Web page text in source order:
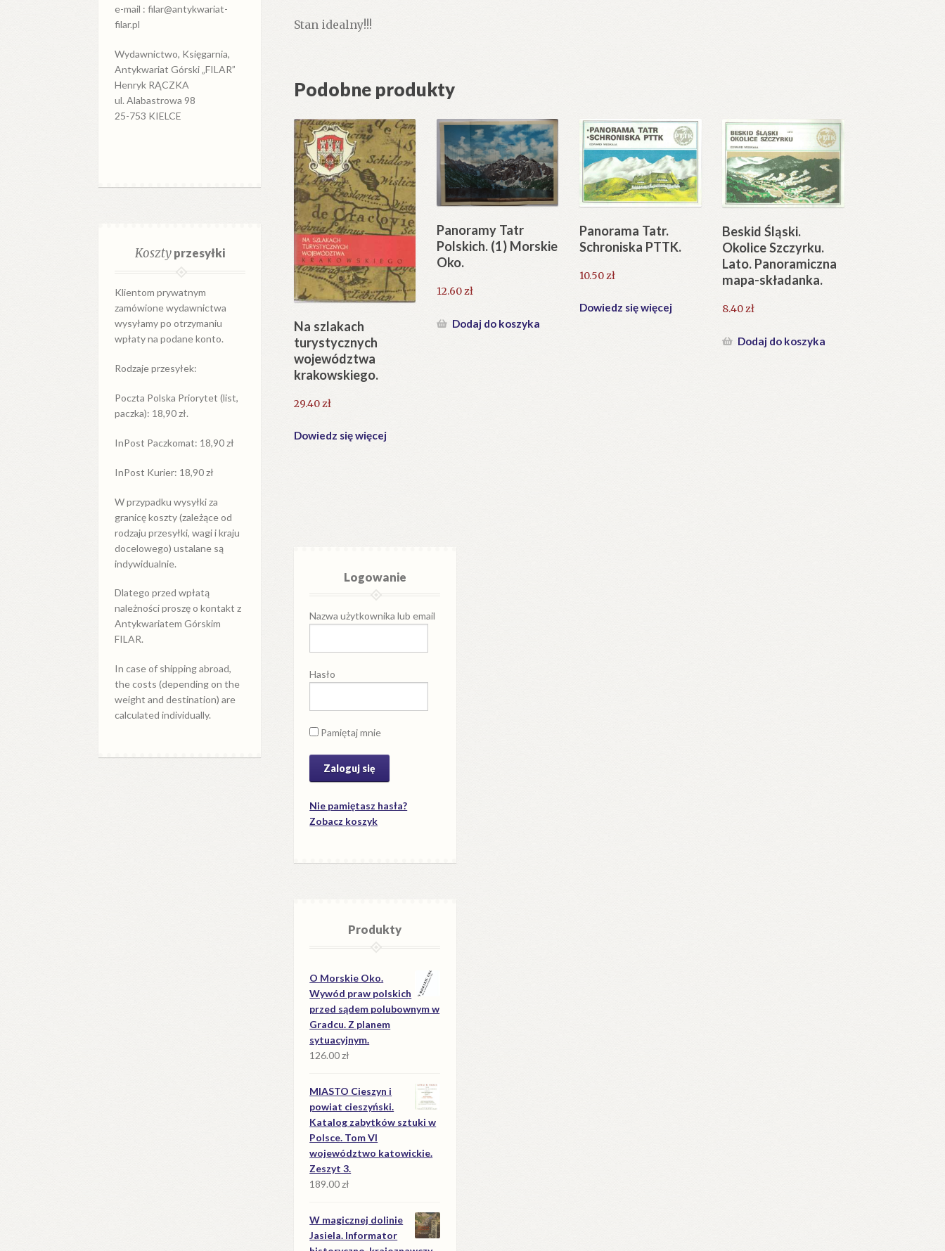
Stan idealny!!!
Podobne produkty
Na szlakach
turystycznych
województwa
krakowskiego.
29.40zł
Dowiedz się więcej
Panoramy Tatr
Polskich. (1) Morskie
Oko.
12.60zł
Dodaj do koszyka
Panorama Tatr.
Schroniska PTTK.
10.50zł
Dowiedz się więcej
Beskid Śląski.
Okolice Szczyrku.
Lato. Panoramiczna
mapa-składanka.
8.40zł
Dodaj do koszyka
e-mail : filar@antykwariat-
filar.pl
Wydawnictwo, Księgarnia,
Antykwariat Górski „FILAR”
Henryk RĄCZKA
ul. Alabastrowa 98
25-753 KIELCE
Kosztyprzesyłki
Klientom prywatnym
zamówione wydawnictwa
wysyłamy po otrzymaniu
wpłaty na podane konto.
Rodzaje przesyłek:
Poczta Polska Priorytet (list,
paczka): 18,90 zł.
InPost Paczkomat: 18,90 zł
InPost Kurier: 18,90 zł
W przypadku wysyłkiza
granicękoszty (zależące od
rodzaju przesyłki, wagi i kraju
docelowego) ustalane są
indywidualnie.
Dlatego przed wpłatą
należności proszę o kontakt z
Antykwariatem Górskim
FILAR.
In case of shipping abroad,
the costs (depending on the
weight and destination) are
calculated individually.
Logowanie
Nazwa użytkownika lub email
Hasło
Pamiętaj mnie
Nie pamiętasz hasła?
Zobacz koszyk
Produkty
O Morskie Oko.
Wywód praw polskich
przed sądem polubownym w
Gradcu. Z planem
sytuacyjnym.
126.00zł
MIASTO Cieszyn i
powiat cieszyński.
Katalog zabytków sztuki w
Polsce. Tom VI
województwo katowickie.
Zeszyt 3.
189.00zł
W magicznej dolinie
Jasiela. Informator